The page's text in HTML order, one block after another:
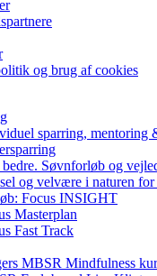
og brug af cookies
sparring, mentoring
bedre. Søvnforløb og
og velvære i naturen
Focus INSIGHT
Masterplan
Fast Track
MBSR Mindfulness